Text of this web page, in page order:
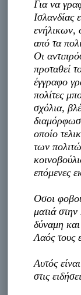
Για να
Ισλανδίας
ενήλικων,
από τα
Οι
προταθεί
έγγραφο
πολίτες
σχόλια,
οποίο
των
επόμενες
Oσοι
ματιά
δύναμη
Λαός τους
Αυτός
στις